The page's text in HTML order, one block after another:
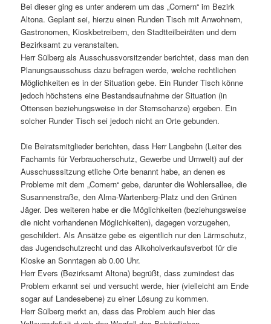
Bei dieser ging es unter anderem um das „Cornern“ im Bezirk
Altona. Geplant sei, hierzu einen Runden Tisch mit Anwohnern,
Gastronomen, Kioskbetreibern, den Stadtteilbeiräten und dem
Bezirksamt zu veranstalten.
Herr Sülberg als Ausschussvorsitzender berichtet, dass man den
Planungsausschuss dazu befragen werde, welche rechtlichen
Möglichkeiten es in der Situation gebe. Ein Runder Tisch könne
jedoch höchstens eine Bestandsaufnahme der Situation (in
Ottensen beziehungsweise in der Sternschanze) ergeben. Ein
solcher Runder Tisch sei jedoch nicht an Orte gebunden.
Die Beiratsmitglieder berichten, dass Herr Langbehn (Leiter des
Fachamts für Verbraucherschutz, Gewerbe und Umwelt) auf der
Ausschusssitzung etliche Orte benannt habe, an denen es
Probleme mit dem „Cornern“ gebe, darunter die Wohlersallee, die
Susannenstraße, den Alma-Wartenberg-Platz und den Grünen
Jäger. Des weiteren habe er die Möglichkeiten (beziehungsweise
die nicht vorhandenen Möglichkeiten), dagegen vorzugehen,
geschildert. Als Ansätze gebe es eigentlich nur den Lärmschutz,
das Jugendschutzrecht und das Alkoholverkaufsverbot für die
Kioske an Sonntagen ab 0.00 Uhr.
Herr Evers (Bezirksamt Altona) begrüßt, dass zumindest das
Problem erkannt sei und versucht werde, hier (vielleicht am Ende
sogar auf Landesebene) zu einer Lösung zu kommen.
Herr Sülberg merkt an, dass das Problem auch hier das